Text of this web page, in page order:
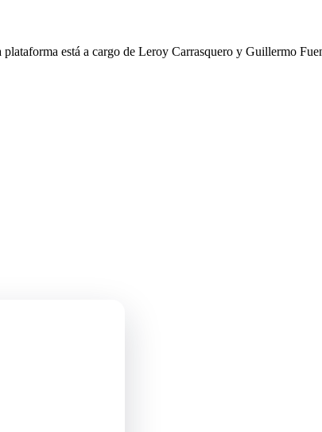
plataforma está a cargo de Leroy Carrasquero y Guillermo